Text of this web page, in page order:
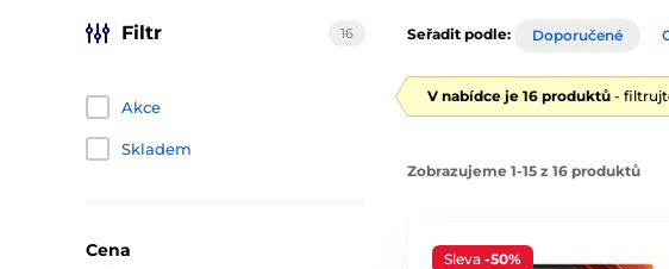
Filtr 16
Akce
Skladem
Cena
Seřadit podle: Doporučené
V nabídce je 16 produktů -
Zobrazujeme 1-15 z 16 produktů
Sleva -50%